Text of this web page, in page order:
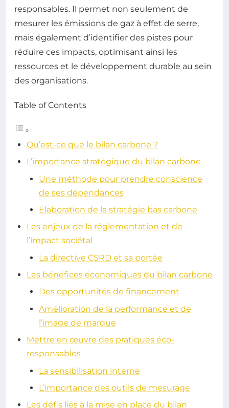
responsables. Il permet non seulement de
mesurer les émissions de gaz à effet de serre,
mais également d’identifier des pistes pour
réduire ces impacts, optimisant ainsi les
ressources et le développement durable au sein
des organisations.
Table of Contents
Qu’est-ce que le bilan carbone ?
L’importance stratégique du bilan carbone
Une méthode pour prendre conscience
de ses dépendances
Elaboration de la stratégie bas carbone
Les enjeux de la réglementation et de
l’impact sociétal
La directive CSRD et sa portée
Les bénéfices économiques du bilan carbone
Des opportunités de financement
Amélioration de la performance et de
l’image de marque
Mettre en œuvre des pratiques éco-
responsables
La sensibilisation interne
L’importance des outils de mesurage
Les défis liés à la mise en place du bilan